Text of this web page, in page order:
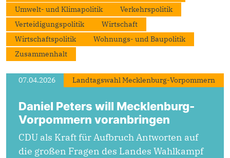
Umwelt- und Klimapolitik
Verkehrspolitik
Verteidigungspolitik
Wirtschaft
Wirtschaftspolitik
Wohnungs- und Baupolitik
Zusammenhalt
07.04.2026 Landtagswahl Mecklenburg-Vorpommern
Daniel Peters will Mecklenburg-
Vorpommern voranbringen
CDU als Kraft für Aufbruch Antworten auf
die großen Fragen des Landes Wahlkampf